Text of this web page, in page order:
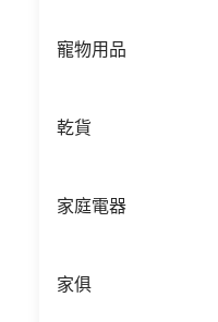
寵物用品
乾貨
家庭電器
家俱